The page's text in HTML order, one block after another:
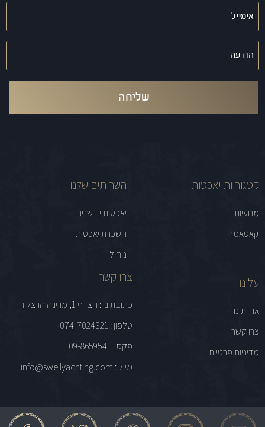
אימייל
(חובה)
הודעה
קטגוריות יאכטות
מנועיות
קאטאמרן
השרותים שלנו
יאכטות יד שניה
השכרת יאכטות
ניהול
עלינו
אודותינו
צרו קשר
מדיניות פרטיות
צרו קשר
כתובתינו : הצדף 1, מרינה הרצליה
טלפון : 074-7024321
פקס : 09-8659541
מייל : info@swellyachting.com